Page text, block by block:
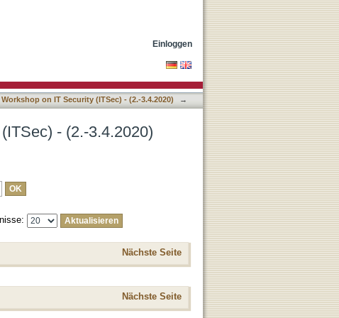
Einloggen
Workshop on IT Security (ITSec) - (2.-3.4.2020)
→
- (2.-3.4.2020)
Nächste Seite
Nächste Seite